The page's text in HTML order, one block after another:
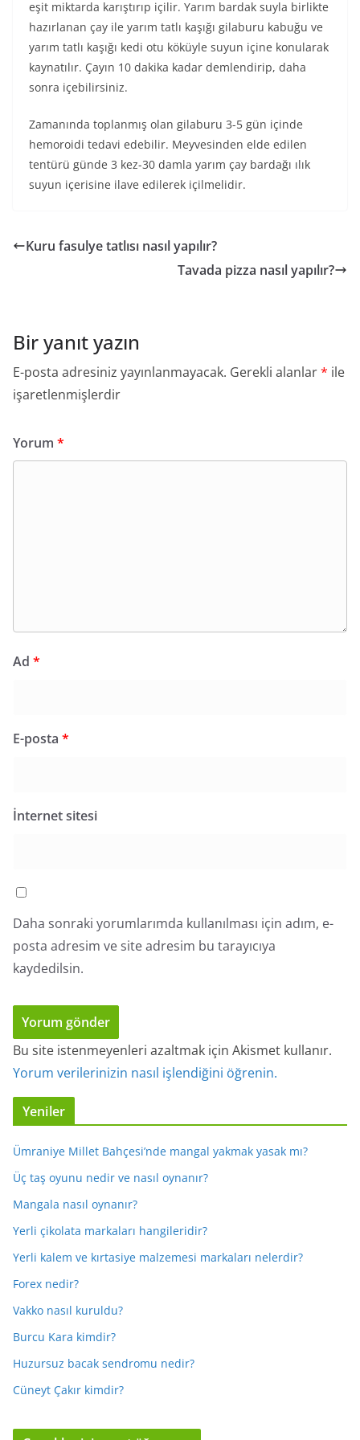
eşit miktarda karıştırıp içilir. Yarım bardak suyla birlikte
hazırlanan çay ile yarım tatlı kaşığı gilaburu kabuğu ve
yarım tatlı kaşığı kedi otu köküyle suyun içine konularak
kaynatılır. Çayın 10 dakika kadar demlendirip, daha
sonra içebilirsiniz.
Zamanında toplanmış olan gilaburu 3-5 gün içinde
hemoroidi tedavi edebilir. Meyvesinden elde edilen
tentürü günde 3 kez-30 damla yarım çay bardağı ılık
suyun içerisine ilave edilerek içilmelidir.
Kuru fasulye tatlısı nasıl yapılır?
Tavada pizza nasıl yapılır?
Bir yanıt yazın
E-posta adresiniz yayınlanmayacak. Gerekli alanlar* ile
işaretlenmişlerdir
Yorum *
Ad *
E-posta *
İnternet sitesi
Daha sonraki yorumlarımda kullanılması için adım, e-
posta adresim ve site adresim bu tarayıcıya
kaydedilsin.
Bu site istenmeyenleri azaltmak için Akismet kullanır.
Yorum verilerinizin nasıl işlendiğini öğrenin.
Yeniler
Ümraniye Millet Bahçesi’nde mangal yakmak yasak mı?
Üç taş oyunu nedir ve nasıl oynanır?
Mangala nasıl oynanır?
Yerli çikolata markaları hangileridir?
Yerli kalem ve kırtasiye malzemesi markaları nelerdir?
Forex nedir?
Vakko nasıl kuruldu?
Burcu Kara kimdir?
Huzursuz bacak sendromu nedir?
Cüneyt Çakır kimdir?